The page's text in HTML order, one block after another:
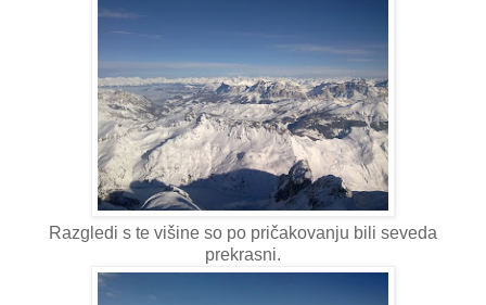
Razgledi s te višine so po pričakovanju bili seveda
prekrasni.